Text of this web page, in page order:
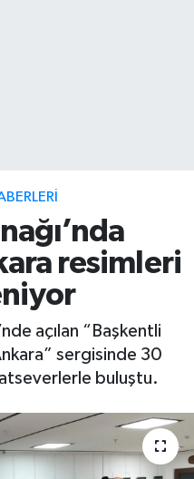
resimleri
açılan “Başkentli
sergisinde 30
buluştu.